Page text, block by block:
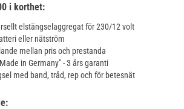
i korthet:
elstängselaggregat för 230/12 volt
eller nätström
mellan pris och prestanda
in Germany" - 3 års garanti
med band, tråd, rep och för betesnät